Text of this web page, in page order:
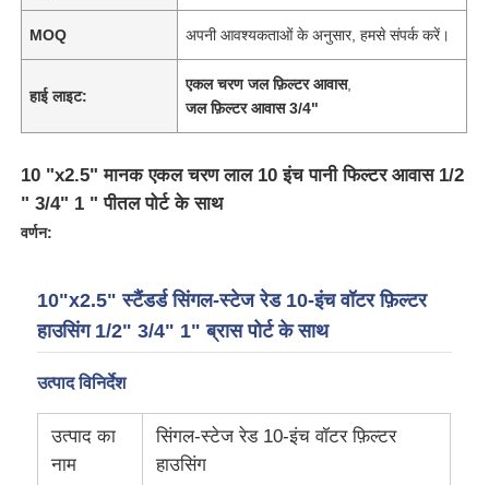
होम
MOQ अपनी आवश्यकताओं के अनुसार, हमसे संपर्क करें।
हाई लाइट:
एकल चरण जल फ़िल्टर आवास,
जल फ़िल्टर आवास 3/4"
10 "x2.5" मानक एकल चरण लाल 10 इंच पानी फिल्टर आवास 1/2
" 3/4" 1 " पीतल पोर्ट के साथ
वर्णन:
10"x2.5" स्टैंडर्ड सिंगल-स्टेज रेड 10-इंच वॉटर फ़िल्टर
हाउसिंग 1/2" 3/4" 1" ब्रास पोर्ट के साथ
उत्पाद विनिर्देश
उत्पाद का
नाम
सिंगल-स्टेज रेड 10-इंच वॉटर फ़िल्टर
हाउसिंग